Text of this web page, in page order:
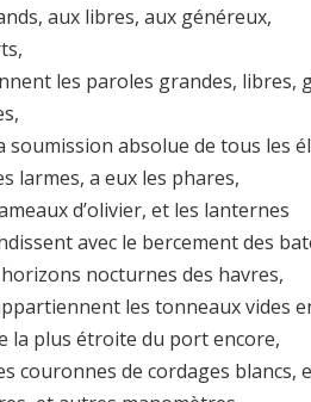
aux libres, aux généreux,
les paroles grandes, libres,
soumission absolue de tous les
larmes, a eux les phares,
d’olivier, et les lanternes
avec le bercement des
nocturnes des havres,
les tonneaux vides
la plus étroite du port encore,
couronnes de cordages blancs,